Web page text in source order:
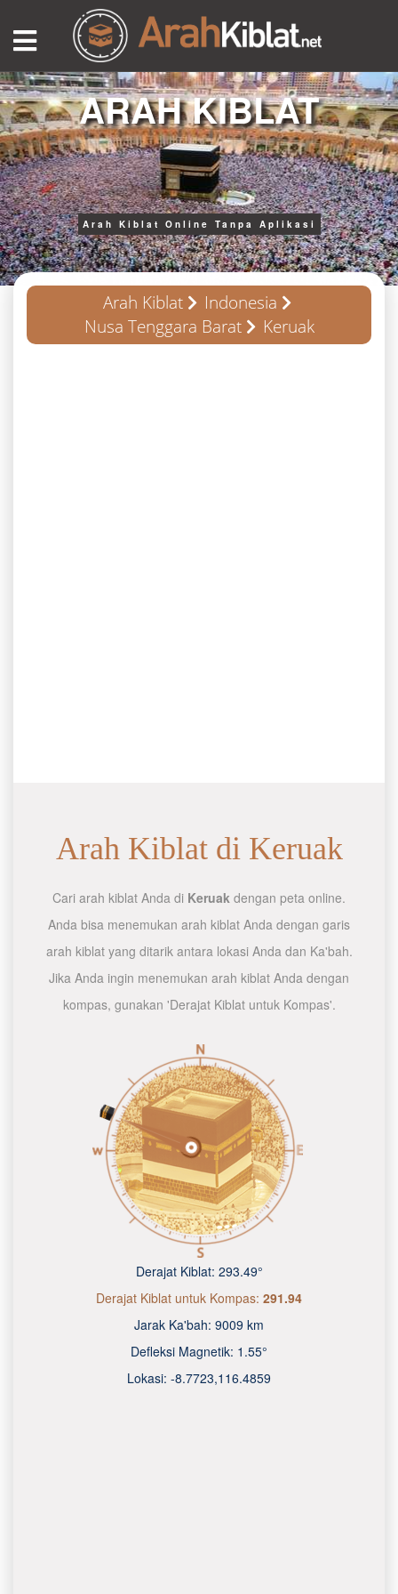
ARAH KIBLAT
Arah Kiblat Online Tanpa Aplikasi
Arah Kiblat
Indonesia
Nusa Tenggara Barat
Keruak
Arah Kiblat di Keruak
Cari arah kiblat Anda di Keruak dengan peta online.
Anda bisa menemukan arah kiblat Anda dengan garis
arah kiblat yang ditarik antara lokasi Anda dan Ka'bah.
Jika Anda ingin menemukan arah kiblat Anda dengan
kompas, gunakan 'Derajat Kiblat untuk Kompas'.
Derajat Kiblat: 293.49°
Derajat Kiblat untuk Kompas: 291.94
Jarak Ka'bah: 9009 km
Defleksi Magnetik: 1.55°
Lokasi: -8.7723,116.4860